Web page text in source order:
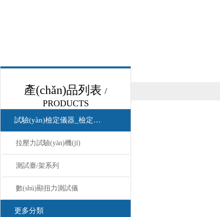
產(chǎn)品列表 /
PRODUCTS
試驗(yàn)檢定儀器_檢定儀器
拉壓力試驗(yàn)機(jī)
測試臺/架系列
數(shù)顯扭力測試儀
更多分類